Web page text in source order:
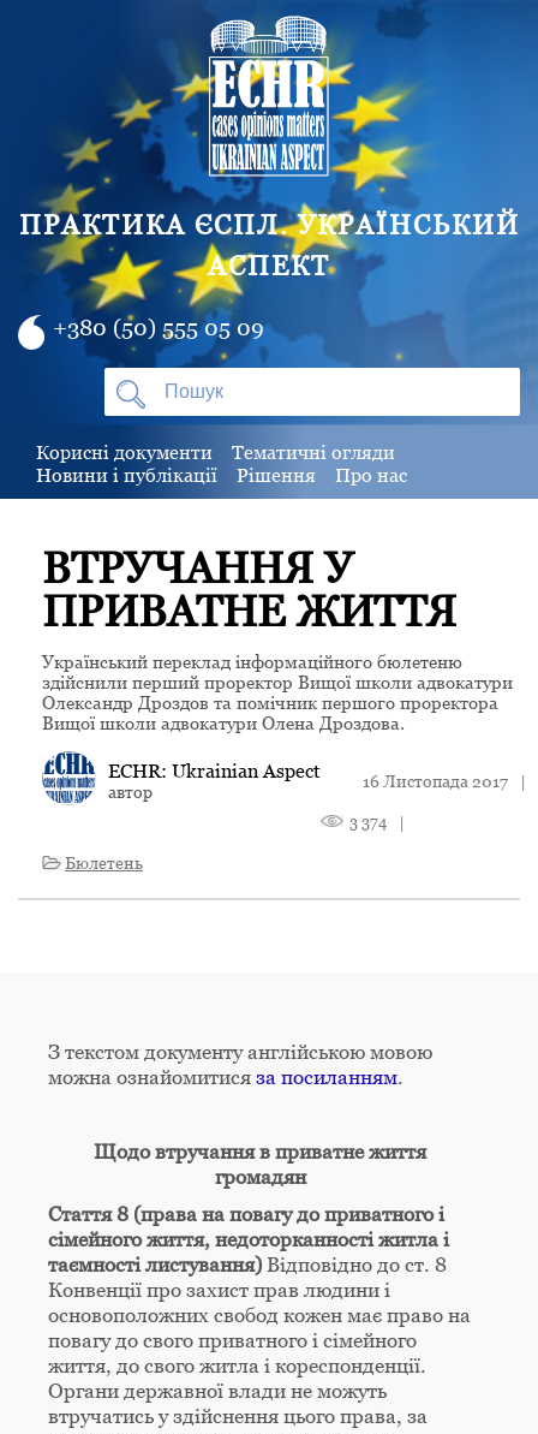
ПРАКТИКА ЄСПЛ. УКРАЇНСЬКИЙ
АСПЕКТ
+380 (50) 555 05 09
Корисні документи
Тематичні огляди
Новини і публікації
Рішення Про нас
ВТРУЧАННЯ У
ПРИВАТНЕ ЖИТТЯ
Український переклад інформаційного бюлетеню
здійснили перший проректор Вищої школи адвокатури
Олександр Дроздов та помічник першого проректора
Вищої школи адвокатури Олена Дроздова.
ECHR: Ukrainian Aspect
автор
16 Листопада 2017 |
3 374
|
Бюлетень
З текстом документу англійською мовою
можна ознайомитися за посиланням.
Щодо втручання в приватне життя
громадян
Стаття 8 (права на повагу до приватного і
сімейного життя, недоторканності житла і
таємності листування) Відповідно до ст. 8
Конвенції про захист прав людини і
основоположних свобод кожен має право на
повагу до свого приватного і сімейного
життя, до свого житла і кореспонденції.
Органи державної влади не можуть
втручатись у здійснення цього права, за